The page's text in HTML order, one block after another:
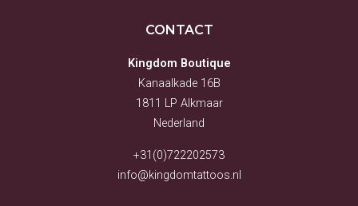
CONTACT
Kingdom Boutique
Kanaalkade 16B
1811 LP Alkmaar
Nederland
+31(0)722202573
info@kingdomtattoos.nl